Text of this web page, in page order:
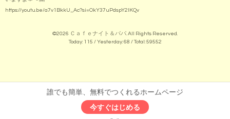
https://youtu.be/a7v1BkkU_Ac?si=OkY37uPdspY2IKQv
©2026 Ｃａｆｅナイト＆パパ . All Rights Reserved.
Today: 115 / Yesterday:68 / Total:59552
誰でも簡単、無料でつくれるホームページ
今すぐはじめる